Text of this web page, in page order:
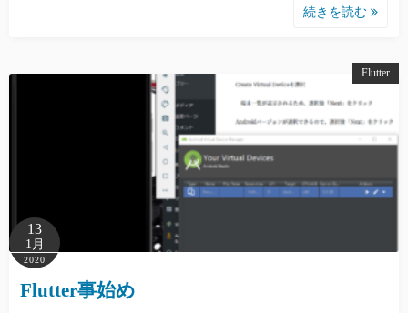
続きを読む
Flutter
13
1月
2020
Flutter事始め